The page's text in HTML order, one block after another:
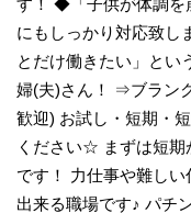
にもしっかり対応致し
とだけ働きたい」とい
婦(夫)さん！ ⇒ブラン
歓迎) お試し・短期・
ください☆ まずは短期
です！ 力仕事や難し
出来る職場です♪ パチ